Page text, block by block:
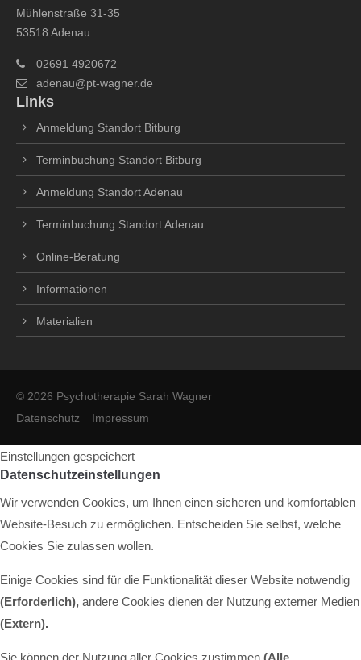
Mühlenstraße 31-35
53518 Adenau
02691 4920672
adenau@pt-wagner.de
Links
Anmeldung Standort Bitburg
Terminbuchung Standort Bitburg
Anmeldung Standort Adenau
Terminbuchung Standort Adenau
Online-Beratung
Informationen
Materialien
© 2026 Psychotherapie Sarah Wagner
Datenschutz
Impressum
Einstellungen gespeichert
Datenschutzeinstellungen
Wir verwenden Cookies, um Ihnen einen sicheren und komfortablen
Website-Besuch zu ermöglichen. Entscheiden Sie selbst, welche
Cookies Sie zulassen wollen.
Einige Cookies sind für die Funktionalität dieser Website notwendig
(Erforderlich), andere Cookies dienen der Nutzung externer Medien
(Extern).
Sie können der Nutzung aller Cookies zustimmen (Alle